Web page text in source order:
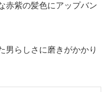
赤紫の髪色にアップバン
男らしさに磨きがかかり